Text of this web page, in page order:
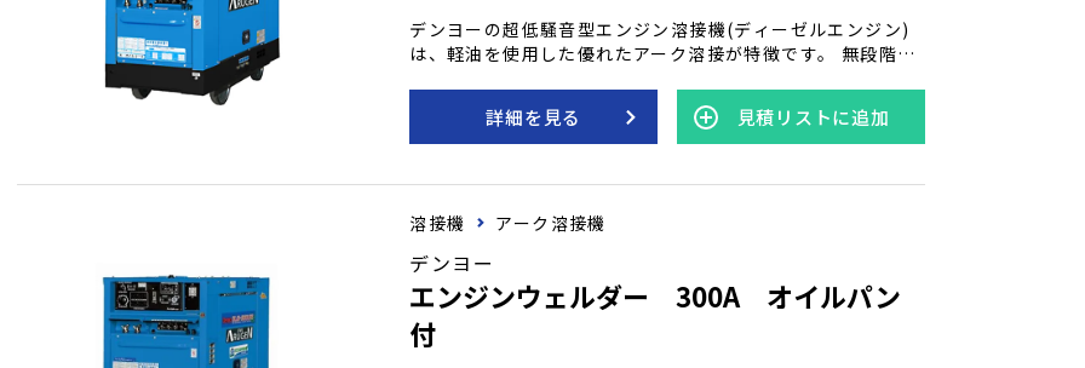
デンヨーの超低騒音型エンジン溶接機(ディーゼルエンジン)
は、軽油を使用した優れたアーク溶接が特徴です。 無段階e
能が付いています。 垂下特性と低電流特性のワンタッチ切り
替えなど、高性能な溶接性能を備えた溶接機です。 デンヨー
の発電機付き溶接機は、多様な作業環境で頼りになる性能を
詳細を見る 見積リストに追加
溶接機 アーク溶接機
デンヨー
エンジンウェルダー 300A オイルパン
付